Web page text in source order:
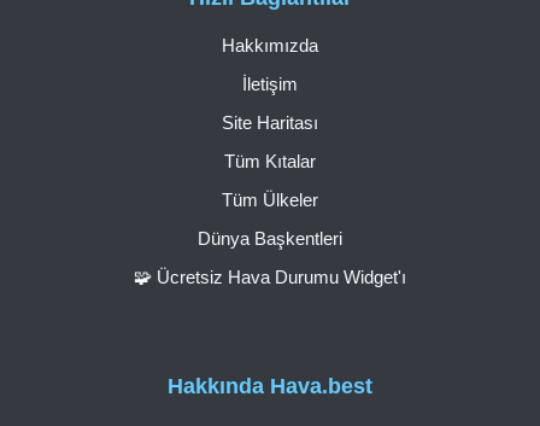
Hakkında Hava.best
Hakkımızda
İletişim
Site Haritası
Tüm Kıtalar
Tüm Ülkeler
Dünya Başkentleri
🧩 Ücretsiz Hava Durumu Widget'ı